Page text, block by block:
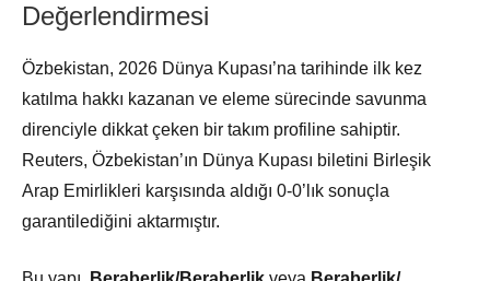
Değerlendirmesi
Özbekistan, 2026 Dünya Kupası’na tarihinde ilk kez
katılma hakkı kazanan ve eleme sürecinde savunma
direnciyle dikkat çeken bir takım profiline sahiptir.
Reuters, Özbekistan’ın Dünya Kupası biletini Birleşik
Arap Emirlikleri karşısında aldığı 0-0’lık sonuçla
garantilediğini aktarmıştır.